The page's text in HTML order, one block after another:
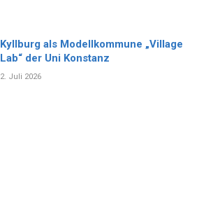
Kyllburg als Modellkommune „Village
Lab“ der Uni Konstanz
2. Juli 2026